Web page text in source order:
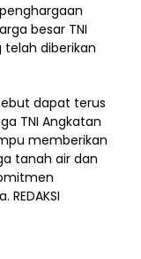
besar TNI
telah diberikan
dapat terus
TNI Angkatan
memberikan
tanah air dan